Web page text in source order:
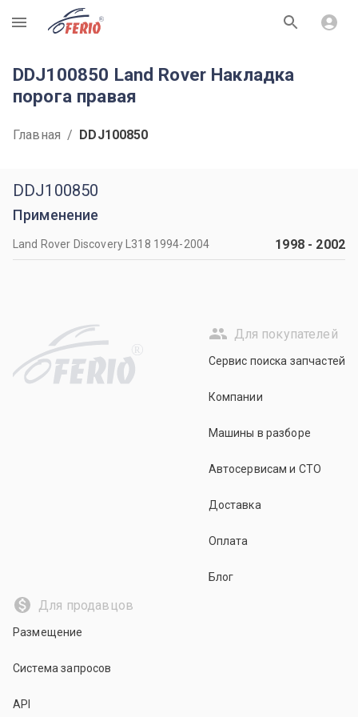
R
DDJ100850 Land Rover Накладка
порога правая
Главная / DDJ100850
DDJ100850
Применение
Land Rover Discovery L318 1994-2004 1998- 2002
R
Для покупателей
Сервис поиска запчастей
Компании
Машины в разборе
Автосервисам и СТО
Доставка
Оплата
Блог
Для продавцов
Размещение
Система запросов
API